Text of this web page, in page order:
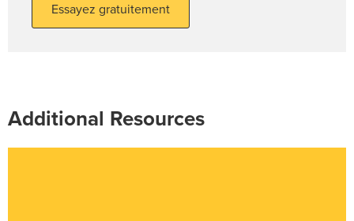
Essayez gratuitement
Additional Resources